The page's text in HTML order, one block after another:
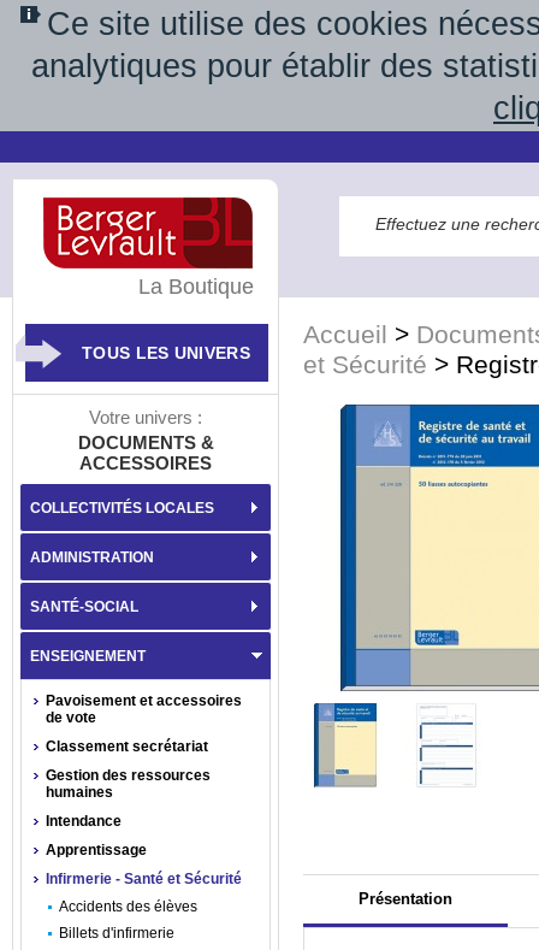
Ce site utilise des cookies
analytiques pour établir des
Accueil >
et Sécurité >
Présentation
La Boutique
TOUS LES UNIVERS
Votre univers :
DOCUMENTS &
ACCESSOIRES
COLLECTIVITÉS LOCALES
ADMINISTRATION
SANTÉ-SOCIAL
ENSEIGNEMENT
Pavoisement et accessoires
de vote
Classement secrétariat
Gestion des ressources
humaines
Intendance
Apprentissage
Infirmerie - Santé et Sécurité
Accidents des élèves
Billets d'infirmerie